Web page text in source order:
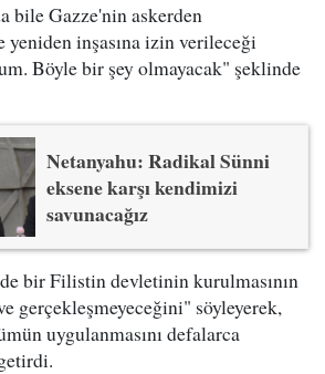
bile Gazze'nin askerden
yeniden inşasına izin verileceği
Böyle bir şey olmayacak" şeklinde
Netanyahu: Radikal Sünni
eksene karşı kendimizi
savunacağız
bir Filistin devletinin kurulmasının
gerçekleşmeyeceğini" söyleyerek,
uygulanmasını defalarca